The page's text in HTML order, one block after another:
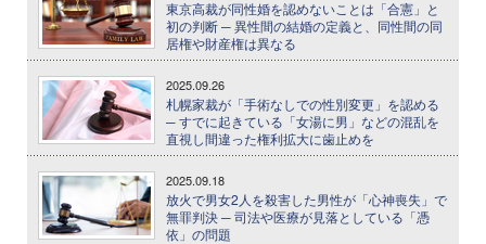
東京高裁が同性婚を認めないことは「合憲」と
初の判断 ─ 異性間の結婚の定義と、同性間の同
居権や財産権は異なる
2025.09.26
札幌家裁が「手術なしでの性別変更」を認める
─ すでに起きている「女湯に男」などの混乱を
直視し間違った権利拡大に歯止めを
2025.09.18
放火で男女2人を殺害した男性が「心神喪失」で
無罪判決 ─ 司法や医療が見落としている「憑
依」の問題